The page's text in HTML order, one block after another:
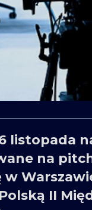
listopada
na
w
II